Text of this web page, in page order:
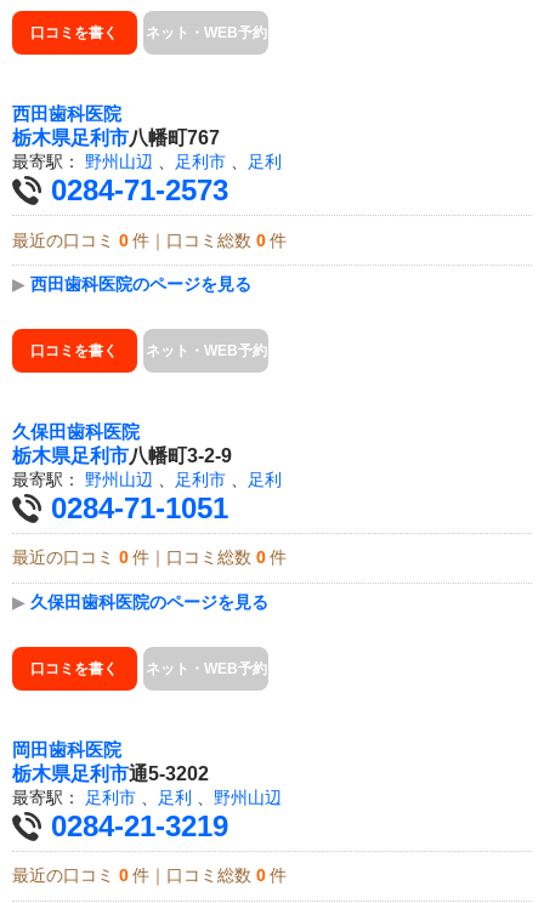
口コミを書く ネット・WEB予約
西田歯科医院
栃木県足利市八幡町767
最寄駅： 野州山辺 、 足利市 、 足利
0284-71-2573
最近の口コミ 0 件｜口コミ総数 0 件
▶ 西田歯科医院のページを見る
口コミを書く ネット・WEB予約
久保田歯科医院
栃木県足利市八幡町3-2-9
最寄駅： 野州山辺 足利市 足利
0284-71-1051
最近の口コミ 0 件｜口コミ総数 0 件
▶ 久保田歯科医院のページを見る
口コミを書く ネット・WEB予約
岡田歯科医院
栃木県足利市通5-3202
最寄駅： 足利市 足利 野州山辺
0284-21-3219
最近の口コミ 0 件｜口コミ総数 0 件